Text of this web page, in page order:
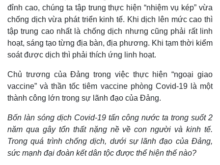
Thế giới
Quan sát
Multimedia
Video
đỉnh cao, chúng ta tập trung thực hiện “nhiệm vụ kép” vừa
chống dịch vừa phát triển kinh tế. Khi dịch lên mức cao thì
tập trung cao nhất là chống dịch nhưng cũng phải rất linh
hoạt, sáng tạo từng địa bàn, địa phương. Khi tạm thời kiểm
soát được dịch thì phải thích ứng linh hoạt.
Chủ trương của Đảng trong việc thực hiện “ngoại giao
vaccine” và thần tốc tiêm vaccine phòng Covid-19 là một
thành công lớn trong sự lãnh đạo của Đảng.
Bốn làn sóng dịch Covid-19 tấn công nước ta trong suốt 2
năm qua gây tổn thất nặng nề về con người và kinh tế.
Trong quá trình chống dịch, dưới sự lãnh đạo của Đảng,
sức mạnh đại đoàn kết dân tộc được thể hiện thế nào?